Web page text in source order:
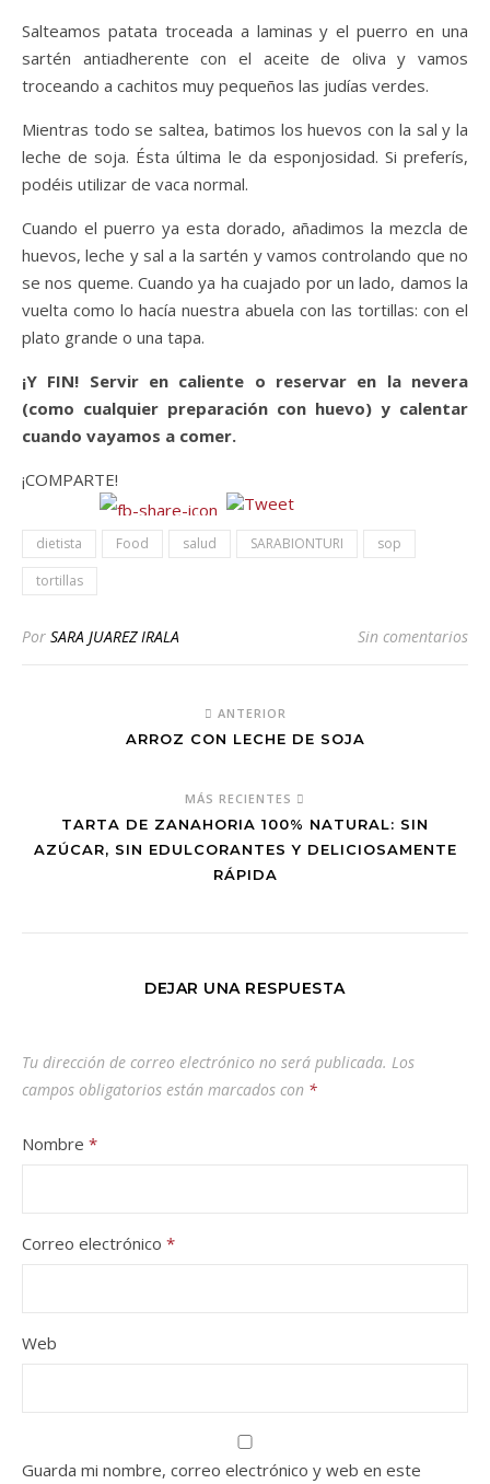
Salteamos patata troceada a laminas y el puerro en una
sartén antiadherente con el aceite de oliva y vamos
troceando a cachitos muy pequeños las judías verdes.
Mientras todo se saltea, batimos los huevos con la sal y la
leche de soja. Ésta última le da esponjosidad. Si preferís,
podéis utilizar de vaca normal.
Cuando el puerro ya esta dorado, añadimos la mezcla de
huevos, leche y sal a la sartén y vamos controlando que no
se nos queme. Cuando ya ha cuajado por un lado, damos la
vuelta como lo hacía nuestra abuela con las tortillas: con el
plato grande o una tapa.
¡Y FIN! Servir en caliente o reservar en la nevera
(como cualquier preparación con huevo) y calentar
cuando vayamos a comer.
¡COMPARTE!
dietista Food salud SARABIONTURI
sop
tortillas
Por SARA JUAREZ IRALA Sin comentarios
ANTERIOR
ARROZ CON LECHE DE SOJA
MÁS RECIENTES
TARTA DE ZANAHORIA 100% NATURAL: SIN
AZÚCAR, SIN EDULCORANTES Y DELICIOSAMENTE
RÁPIDA
DEJAR UNA RESPUESTA
Tu dirección de correo electrónico no será publicada. Los
campos obligatorios están marcados con *
Nombre *
Correo electrónico *
Web
Guarda mi nombre, correo electrónico y web en este